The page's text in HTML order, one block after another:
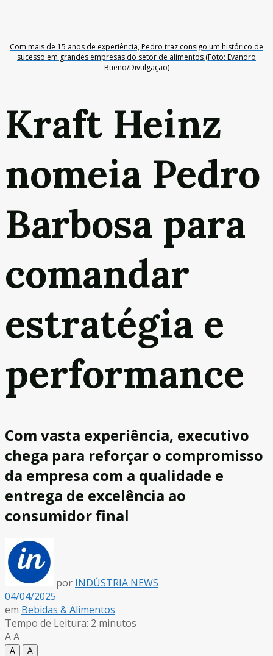
Com mais de 15 anos de experiência, Pedro traz consigo um histórico de
sucesso em grandes empresas do setor de alimentos (Foto: Evandro
Bueno/Divulgação)
Kraft Heinz
nomeia Pedro
Barbosa para
comandar
estratégia e
performance
Com vasta experiência, executivo
chega para reforçar o compromisso
da empresa com a qualidade e
entrega de excelência ao
consumidor final
por INDÚSTRIA NEWS
04/04/2025
em Bebidas & Alimentos
Tempo de Leitura: 2 minutos
AA
A
A